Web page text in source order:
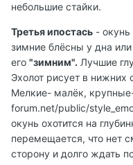
небольшие стайки.
Третья ипостась - окунь
зимние блёсны у дна
его "зимним". Лучшие
Эхолот рисует в нижних
Мелкие- малёк,
forum.net/public/
окунь охотится на
перемещается, что нет
сторону и долго ждать